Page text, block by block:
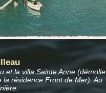
et la villa Sainte Anne (démolie
la résidence Front de Mer). Au